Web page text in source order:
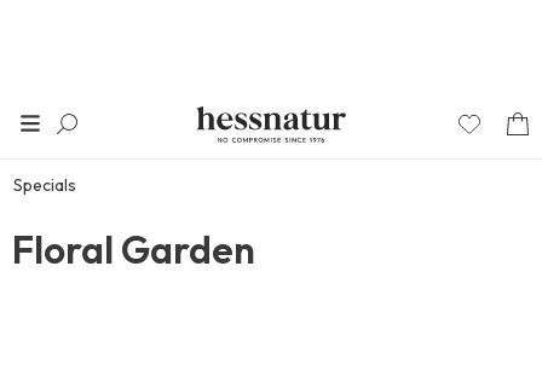
Specials
Floral Garden